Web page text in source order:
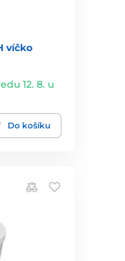
víčko
12. 8. u
Do košíku